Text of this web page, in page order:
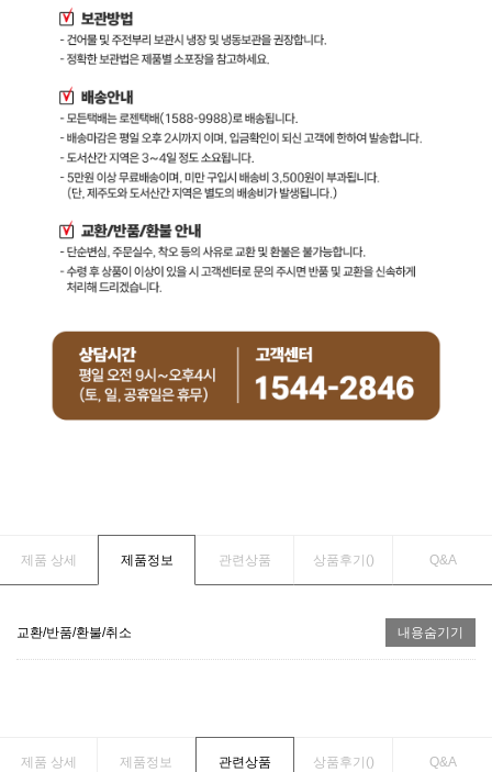
제품 상세 제품정보 관련상품 상품후기() Q&A
교환/반품/환불/취소 내용숨기기
제품 상세 제품정보 관련상품 상품후기() Q&A